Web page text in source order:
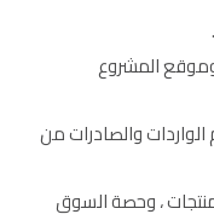
المشروع
والصادرات من
، وحصة السوق